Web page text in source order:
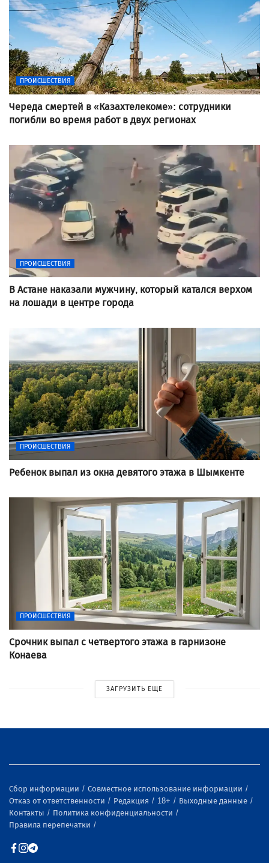
ПРОИСШЕСТВИЯ
Череда смертей в «Казахтелекоме»: сотрудники
погибли во время работ в двух регионах
ПРОИСШЕСТВИЯ
В Астане наказали мужчину, который катался верхом
на лошади в центре города
ПРОИСШЕСТВИЯ
Ребенок выпал из окна девятого этажа в Шымкенте
ПРОИСШЕСТВИЯ
Срочник выпал с четвертого этажа в гарнизоне
Конаева
ЗАГРУЗИТЬ ЕЩЕ
Сбор информации
Совместное использование информации
Отказ от ответственности
Редакция 18+
Выходные данные
Контакты
Политика конфиденциальности
Правила перепечатки